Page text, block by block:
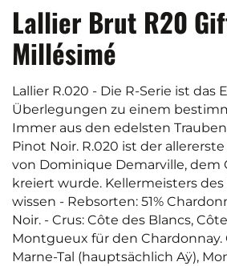
Lallier Brut R20
Millésimé
Lallier R.020 - Die R-Serie ist das
Überlegungen zu einem
Immer aus den edelsten
Pinot Noir. R.020 ist der
von Dominique Demarville, dem
kreiert wurde. Kellermeisters des
wissen - Rebsorten: 51%
Noir. - Crus: Côte des Blancs,
Montgueux für den Chardonnay.
Marne-Tal (hauptsächlich Aÿ),